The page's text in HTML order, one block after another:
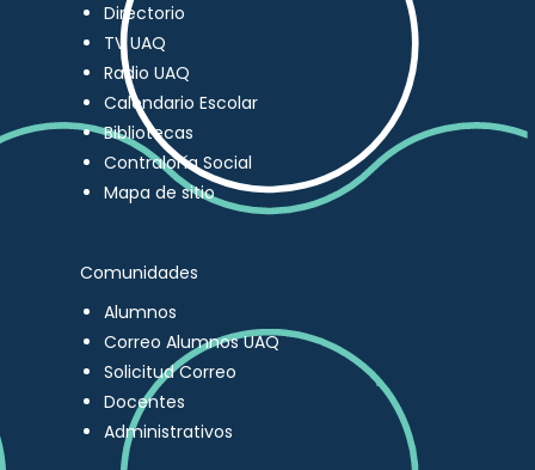
Directorio
TV UAQ
Radio UAQ
Calendario Escolar
Bibliotecas
Contraloría Social
Mapa de sitio
Comunidades
Alumnos
Correo Alumnos UAQ
Solicitud Correo
Docentes
Administrativos